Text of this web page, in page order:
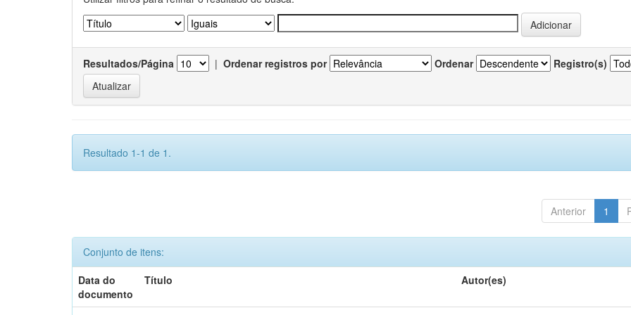
Resultados/Página | Ordenar registros por Ordenar Registro(s)
Resultado 1-1 de 1.
Anterior 1
Conjunto de itens:
Data do
documento
Título Autor(es)